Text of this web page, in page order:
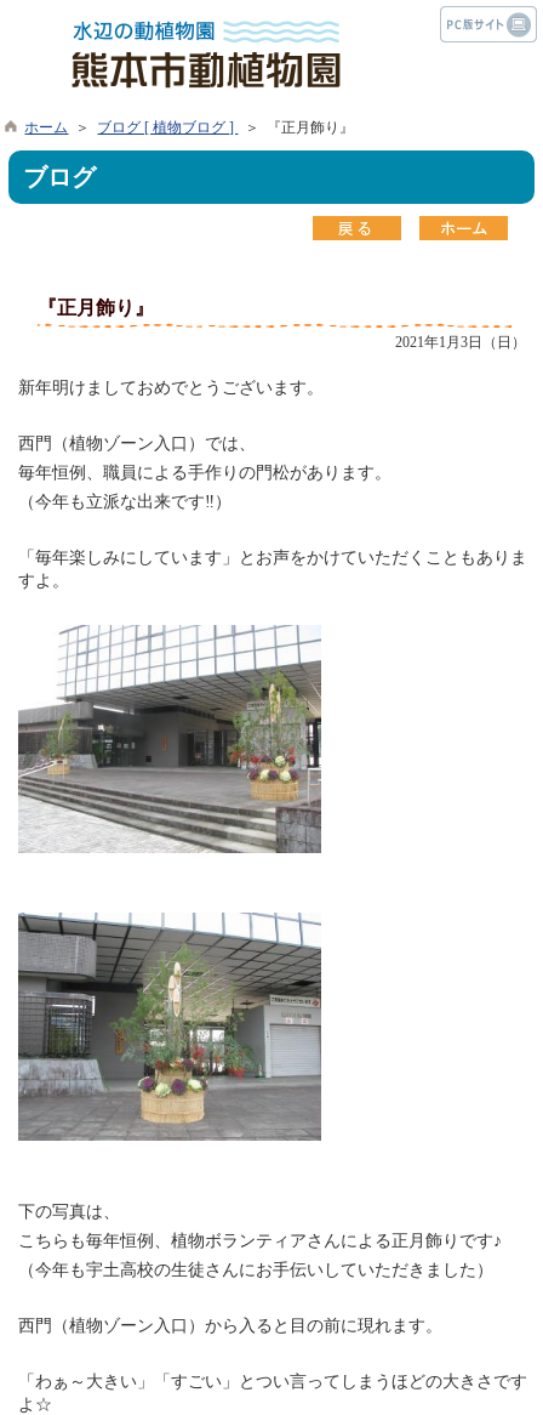
ホーム ＞ ブログ [ 植物ブログ ] ＞ 『正月飾り』
ブログ
『正月飾り』
2021年1月3日（日）
新年明けましておめでとうございます。
西門（植物ゾーン入口）では、
毎年恒例、職員による手作りの門松があります。
（今年も立派な出来です‼）
「毎年楽しみにしています」とお声をかけていただくこともありま
すよ。
下の写真は、
こちらも毎年恒例、植物ボランティアさんによる正月飾りです♪
（今年も宇土高校の生徒さんにお手伝いしていただきました）
西門（植物ゾーン入口）から入ると目の前に現れます。
「わぁ～大きい」「すごい」とつい言ってしまうほどの大きさです
よ☆